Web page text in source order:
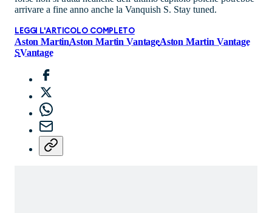
arrivare a fine anno anche la Vanquish S. Stay tuned.
LEGGI L'ARTICOLO COMPLETO
Aston MartinAston Martin VantageAston Martin Vantage
SVantage